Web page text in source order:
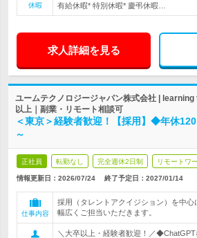
休暇
有給休暇* 特別休暇* 慶弔休暇…
求人詳細を見る
ユームテクノロジージャパン株式会社 |
以上｜副業・リモート相談可
＜東京＞経験者歓迎！【採用】◆年休
～
正社員 転勤なし 完全週休2日制 リモートワ
情報更新日：2026/07/24 終了予定日： 2027/01/14
仕事内容
採用（タレントアクイジション）を中
幅広くご担当いただきます。
＼大卒以上・経験者歓迎！／